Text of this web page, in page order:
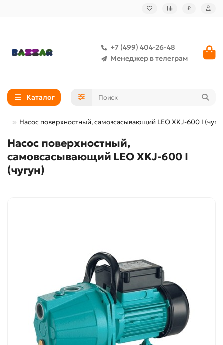
₽
+7 (499) 404-26-48
Менеджер в телеграм
Каталог
Насос поверхностный, самовсасывающий LEO XKJ-600 I
Насос поверхностный,
самовсасывающий LEO XKJ-600 I
(чугун)